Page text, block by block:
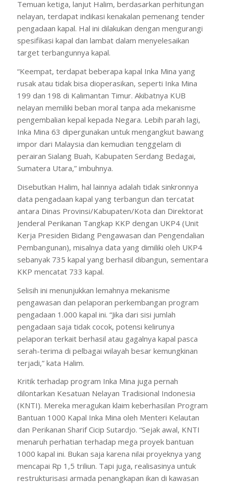
Temuan ketiga, lanjut Halim, berdasarkan perhitungan
nelayan, terdapat indikasi kenakalan pemenang tender
pengadaan kapal. Hal ini dilakukan dengan mengurangi
spesifikasi kapal dan lambat dalam menyelesaikan
target terbangunnya kapal.
“Keempat, terdapat beberapa kapal Inka Mina yang
rusak atau tidak bisa dioperasikan, seperti Inka Mina
199 dan 198 di Kalimantan Timur. Akibatnya KUB
nelayan memiliki beban moral tanpa ada mekanisme
pengembalian kepal kepada Negara. Lebih parah lagi,
Inka Mina 63 dipergunakan untuk mengangkut bawang
impor dari Malaysia dan kemudian tenggelam di
perairan Sialang Buah, Kabupaten Serdang Bedagai,
Sumatera Utara,” imbuhnya.
Disebutkan Halim, hal lainnya adalah tidak sinkronnya
data pengadaan kapal yang terbangun dan tercatat
antara Dinas Provinsi/Kabupaten/Kota dan Direktorat
Jenderal Perikanan Tangkap KKP dengan UKP4 (Unit
Kerja Presiden Bidang Pengawasan dan Pengendalian
Pembangunan), misalnya data yang dimiliki oleh UKP4
sebanyak 735 kapal yang berhasil dibangun, sementara
KKP mencatat 733 kapal.
Selisih ini menunjukkan lemahnya mekanisme
pengawasan dan pelaporan perkembangan program
pengadaan 1.000 kapal ini. “Jika dari sisi jumlah
pengadaan saja tidak cocok, potensi kelirunya
pelaporan terkait berhasil atau gagalnya kapal pasca
serah-terima di pelbagai wilayah besar kemungkinan
terjadi,” kata Halim.
Kritik terhadap program Inka Mina juga pernah
dilontarkan Kesatuan Nelayan Tradisional Indonesia
(KNTI). Mereka meragukan klaim keberhasilan Program
Bantuan 1000 Kapal Inka Mina oleh Menteri Kelautan
dan Perikanan Sharif Cicip Sutardjo. “Sejak awal, KNTI
menaruh perhatian terhadap mega proyek bantuan
1000 kapal ini. Bukan saja karena nilai proyeknya yang
mencapai Rp 1,5 triliun. Tapi juga, realisasinya untuk
restrukturisasi armada penangkapan ikan di kawasan